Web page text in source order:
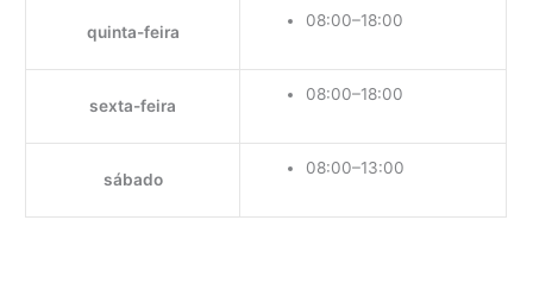
quinta-feira
08:00–18:00
sexta-feira
08:00–18:00
sábado
08:00–13:00